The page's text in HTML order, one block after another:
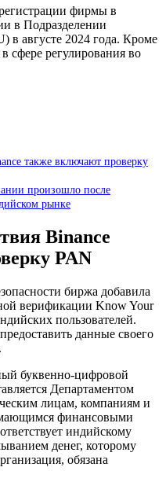
фирмы в
в Подразделении
в августе 2024 года. Кроме
сфере регулирования во
также включают проверку
произошло после
рынке
Binance
PAN
биржа добавила
верификации Know Your
пользователей.
данные своего
буквенно-цифровой
Департаментом
лицам, компаниям и
финансовыми
индийскому
денег, которому
обязана